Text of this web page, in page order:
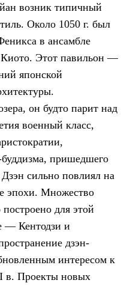
возник типичный
Около 1050 г. был
в ансамбле
Киото. Этот павильон —
японской
он будто парит над
военный класс,
буддизма, пришедшего
сильно повлиял на
эпохи. Множество
для этой
— Кентодзи и
дзэн-
интересом к
в. Проекты новых